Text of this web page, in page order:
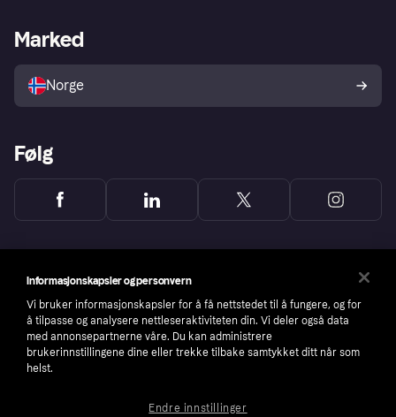
Utforsk butikker
Merchant portal
Marked
Norge
Følg
Informasjonskapsler og personvern
Vi bruker informasjonskapsler for å få nettstedet til å fungere, og for
å tilpasse og analysere nettleseraktiviteten din. Vi deler også data
med annonsepartnerne våre. Du kan administrere
brukerinnstillingene dine eller trekke tilbake samtykket ditt når som
helst.
Endre innstillinger